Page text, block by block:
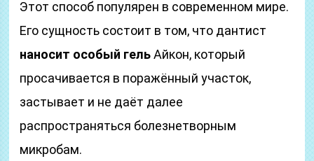
Этот способ популярен в современном мире.
Его сущность состоит в том, что дантист
наносит особый гельАйкон, который
просачивается в поражённый участок,
застывает и не даёт далее
распространяться болезнетворным
микробам.